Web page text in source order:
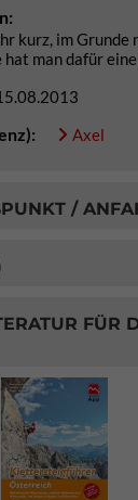
kurz, im
hat man dafür
Axel
/
FÜR